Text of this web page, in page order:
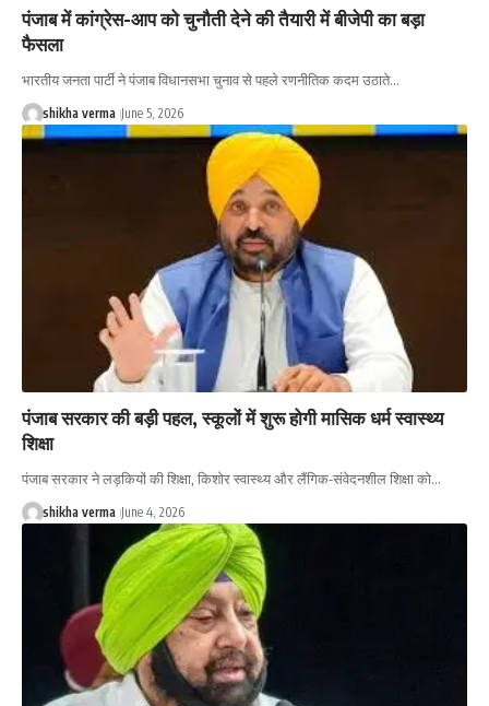
पंजाब में कांग्रेस-आप को चुनौती देने की तैयारी में बीजेपी का बड़ा
फैसला
भारतीय जनता पार्टी ने पंजाब विधानसभा चुनाव से पहले रणनीतिक कदम उठाते…
shikha verma June 5, 2026
पंजाब सरकार की बड़ी पहल, स्कूलों में शुरू होगी मासिक धर्म स्वास्थ्य
शिक्षा
पंजाब सरकार ने लड़कियों की शिक्षा, किशोर स्वास्थ्य और लैंगिक-संवेदनशील शिक्षा को…
shikha verma June 4, 2026